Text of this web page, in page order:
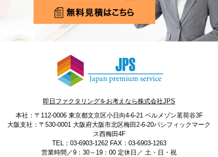
即日ファクタリングをお考えなら株式会社JPS
本社：〒112-0006 東京都文京区小日向4-6-21 ベルメゾン茗荷谷3F
大阪支社：〒530-0001 大阪府大阪市北区梅田2-6-20パシフィックマーク
ス西梅田4F
TEL：03-6903-1262FAX：03-6903-1263
営業時間／9：30～19：00 定休日／ 土・日・祝